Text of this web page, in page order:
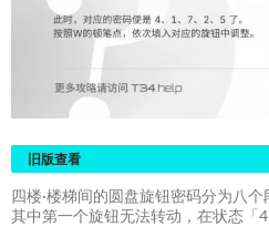
旧版查看
四楼·楼梯间的圆盘旋钮密码分为八个
其中第一个旋钮无法转动，在状态「4